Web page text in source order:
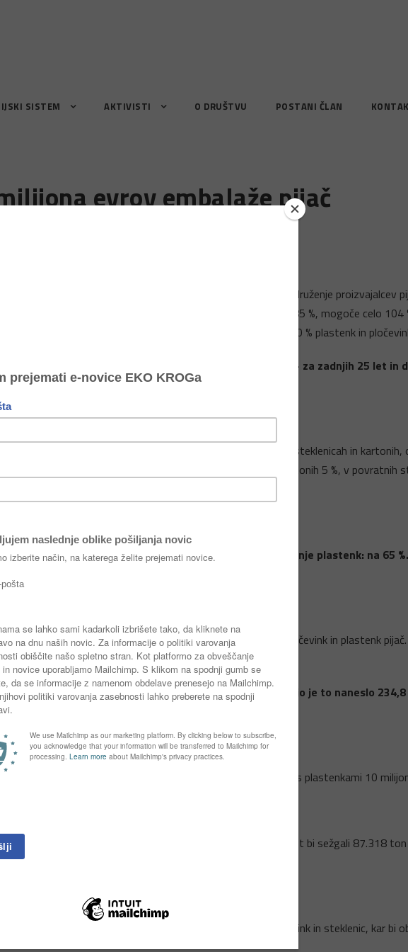
SISTEM AKTIVISTI O DRUŠTVU POSTANI ČLAN
evrov embalaže pijač
sestanki, na katerih smo skušali priti
in koliko jih ločeno zberemo za recikliranje. Sodelovali smo združenje proizvajalcev
družbe. Podatki naj bi kazali, da zberemo 79 %, ali pa 85 %, mogoče celo 104
moramo izpolniti evropski cilj zbiranja za recikliranje vsaj 90 % plastenk in
podatke za 210 držav – tudi za Slovenijo – za zadnjih 25 let in
milijarde kosov embalaže pijač v plastenkah, pločevinkah, steklenicah in
29 % vse na trg dane embalaže pijač,
pijača v kartonih 5 %, v povratnih
in 34 % plastenk.Do leta 2024 se je močno povečalo zbiranje plastenk: na 65 %.
6.668 ton oziroma 220.419.115 kosov steklenic, pločevink in plastenk
tega največ – 38.964 ton – PET plastike.
49 plastenk, 58 pločevink in 5 steklenic.Za celo Slovenijo je to naneslo
več kot 24 milijonov evrov, s pločevinkami 14 milijonov in s plastenkami 10
173.299 ton nepotrebnih emisij CO2ekv. To je enako, kot bi sežgali 87.318
2029 zbrali dodatnih 736 milijonov kosov plastenk, pločevink in steklenic, kar bi